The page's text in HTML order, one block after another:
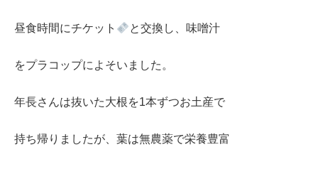
昼食時間にチケット と交換し、味噌汁
をプラコップによそいました。
年長さんは抜いた大根を1本ずつお土産で
持ち帰りましたが、葉は無農薬で栄養豊富